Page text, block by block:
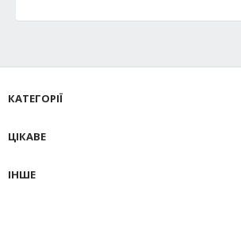
КАТЕГОРІЇ
ЦІКАВЕ
ІНШЕ